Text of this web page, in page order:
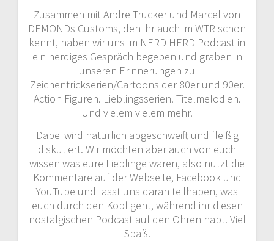
Zusammen mit Andre Trucker und Marcel von
DEMONDs Customs, den ihr auch im WTR schon
kennt, haben wir uns im NERD HERD Podcast in
ein nerdiges Gespräch begeben und graben in
unseren Erinnerungen zu
Zeichentrickserien/Cartoons der 80er und 90er.
Action Figuren. Lieblingsserien. Titelmelodien.
Und vielem vielem mehr.
Dabei wird natürlich abgeschweift und fleißig
diskutiert. Wir möchten aber auch von euch
wissen was eure Lieblinge waren, also nutzt die
Kommentare auf der Webseite, Facebook und
YouTube und lasst uns daran teilhaben, was
euch durch den Kopf geht, während ihr diesen
nostalgischen Podcast auf den Ohren habt. Viel
Spaß!